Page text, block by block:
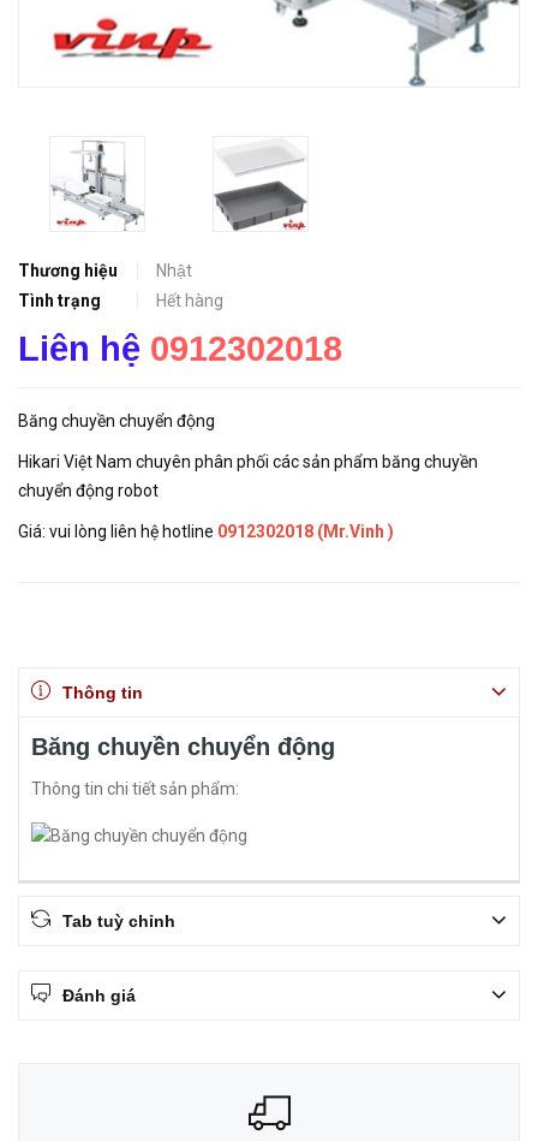
Thương hiệu
Nhật
Tình trạng
Hết hàng
Liên hệ 0912302018
Băng chuyền chuyển động
Hikari Việt Nam chuyên phân phối các sản phẩm băng chuyền
chuyển động robot
Giá: vui lòng liên hệ hotline 0912302018 (Mr.Vinh )
Thông tin
Băng chuyền chuyển động
Thông tin chi tiết sản phẩm:
Tab tuỳ chỉnh
Đánh giá